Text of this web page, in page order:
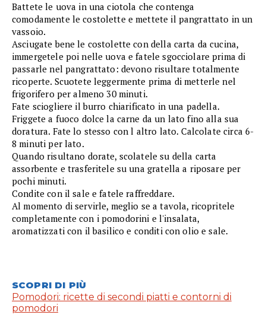
Battete le uova in una ciotola che contenga
comodamente le costolette e mettete il pangrattato in un
vassoio.
Asciugate bene le costolette con della carta da cucina,
immergetele poi nelle uova e fatele sgocciolare prima di
passarle nel pangrattato: devono risultare totalmente
ricoperte. Scuotete leggermente prima di metterle nel
frigorifero per almeno 30 minuti.
Fate sciogliere il burro chiarificato in una padella.
Friggete a fuoco dolce la carne da un lato fino alla sua
doratura. Fate lo stesso con l altro lato. Calcolate circa 6-
8 minuti per lato.
Quando risultano dorate, scolatele su della carta
assorbente e trasferitele su una gratella a riposare per
pochi minuti.
Condite con il sale e fatele raffreddare.
Al momento di servirle, meglio se a tavola, ricopritele
completamente con i pomodorini e l'insalata,
aromatizzati con il basilico e conditi con olio e sale.
SCOPRI DI PIÙ
Pomodori: ricette di secondi piatti e contorni di
pomodori